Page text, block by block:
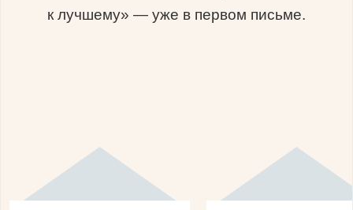
к лучшему» — уже в первом письме.